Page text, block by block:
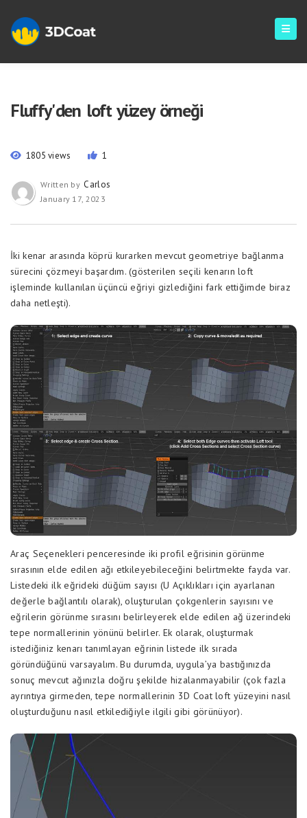
Fluffy'den loft yüzey örneği
1805 views 1
Written by Carlos
January 17, 2023
İki kenar arasında köprü kurarken mevcut geometriye bağlanma
sürecini çözmeyi başardım. (gösterilen seçili kenarın loft
işleminde kullanılan üçüncü eğriyi gizlediğini fark ettiğimde biraz
daha netleşti).
Araç Seçenekleri penceresinde iki profil eğrisinin görünme
sırasının elde edilen ağı etkileyebileceğini belirtmekte fayda var.
Listedeki ilk eğrideki düğüm sayısı (U Açıklıkları için ayarlanan
değerle bağlantılı olarak), oluşturulan çokgenlerin sayısını ve
eğrilerin görünme sırasını belirleyerek elde edilen ağ üzerindeki
tepe normallerinin yönünü belirler. Ek olarak, oluşturmak
istediğiniz kenarı tanımlayan eğrinin listede ilk sırada
göründüğünü varsayalım. Bu durumda, uygula’ya bastığınızda
sonuç mevcut ağınızla doğru şekilde hizalanmayabilir (çok fazla
ayrıntıya girmeden, tepe normallerinin 3D Coat loft yüzeyini nasıl
oluşturduğunu nasıl etkilediğiyle ilgili gibi görünüyor).